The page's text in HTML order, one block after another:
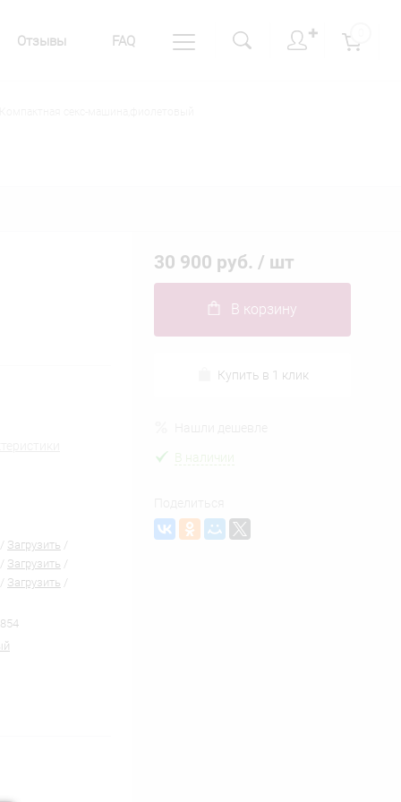
Отзывы FAQ
✚
Загрузить /
Загрузить /
Загрузить /
30 900 руб. / шт
В корзину
Купить в 1 клик
В наличии